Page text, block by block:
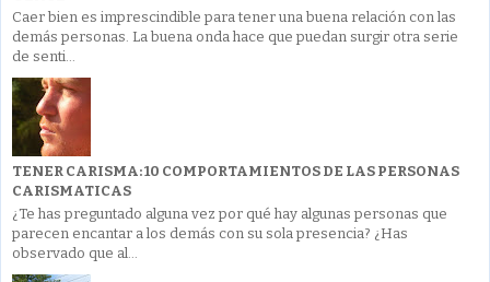
Caer bien es imprescindible para tener una buena relación con las
demás personas. La buena onda hace que puedan surgir otra serie
de senti...
TENER CARISMA: 10 COMPORTAMIENTOS DE LAS PERSONAS
CARISMATICAS
¿Te has preguntado alguna vez por qué hay algunas personas que
parecen encantar a los demás con su sola presencia? ¿Has
observado que al...